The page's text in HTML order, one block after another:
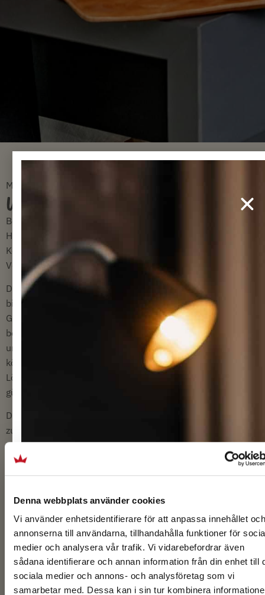
Denna webbplats använder cookies
Vi använder enhetsidentifierare för att anpassa innehållet och
annonserna till användarna, tillhandahålla funktioner för
medier och analysera vår trafik. Vi vidarebefordrar även
sådana identifierare och annan information från din enhet till
sociala medier och annons- och analysföretag som vi
samarbetar med. Dessa kan i sin tur kombinera
MALMÖ ARENA-HOTEL
UNTERNEHMENSVEREINBARUNG
Benötigt Ihr Unternehmen
Hotelunterkünfte,
Konferenzen und
Veranstaltungen?
Das Malmö Arena Hotel
bietet vorteilhafte
Geschäftsvereinbarungen,
bei denen Sie an Aktionen
und Angeboten teilnehmen
können, maßgeschneiderte
Lösungen und die Möglichkeit
günstiger Preise.
Darüber hinaus gehören wir
zur Hotelkette Best Western
und können neben lokalen
Vereinbarungen auch
nordische und globale
anbieten, je nachdem, was
am besten zu Ihrem
Unternehmen passt.
Kontaktieren Sie gerne
Vertriebsleiterin Ingrid
Olsson,